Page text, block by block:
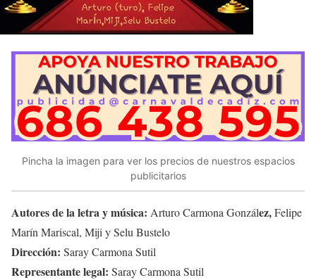
Pincha la imagen para ver los precios de nuestros espacios
publicitarios
Autores de la letra y música: Arturo Carmona González,Felipe
Marín Mariscal, Miji y Selu Bustelo
Dirección: Saray Carmona Sutil
Representante legal: Saray Carmona Sutil